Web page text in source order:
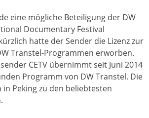
eine mögliche Beteiligung der DW
Documentary Festival
hatte der Sender die Lizenz zur
Transtel-Programmen erworben.
CETV übernimmt seit Juni 2014
Programm von DW Transtel. Die
in Peking zu den beliebtesten